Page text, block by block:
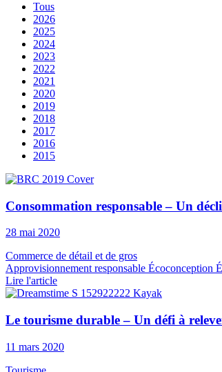
Tous
2026
2025
2024
2023
2022
2021
2020
2019
2018
2017
2016
2015
Consommation responsable – Un
28 mai 2020
Commerce de détail et de gros
Approvisionnement responsable Écoconception
Lire l'article
Le tourisme durable – Un défi à
11 mars 2020